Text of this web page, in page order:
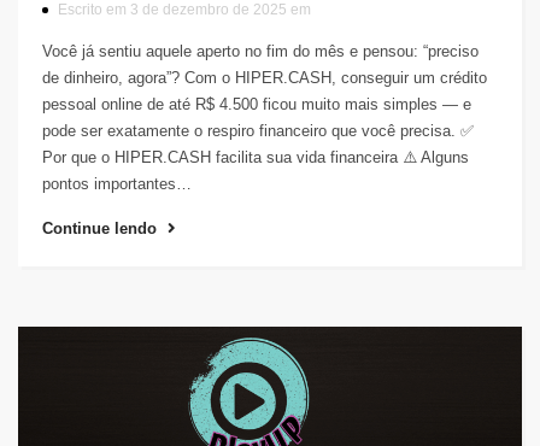
Escrito em 3 de dezembro de 2025 em
Você já sentiu aquele aperto no fim do mês e pensou: “preciso
de dinheiro, agora”? Com o HIPER.CASH, conseguir um crédito
pessoal online de até R$ 4.500 ficou muito mais simples — e
pode ser exatamente o respiro financeiro que você precisa. ✅
Por que o HIPER.CASH facilita sua vida financeira ⚠️ Alguns
pontos importantes…
Continue lendo